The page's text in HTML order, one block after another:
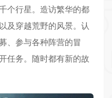
个行星。造访繁华的都
及穿越荒野的风景。认
、参与各种阵营的冒
任务。随时都有新的故